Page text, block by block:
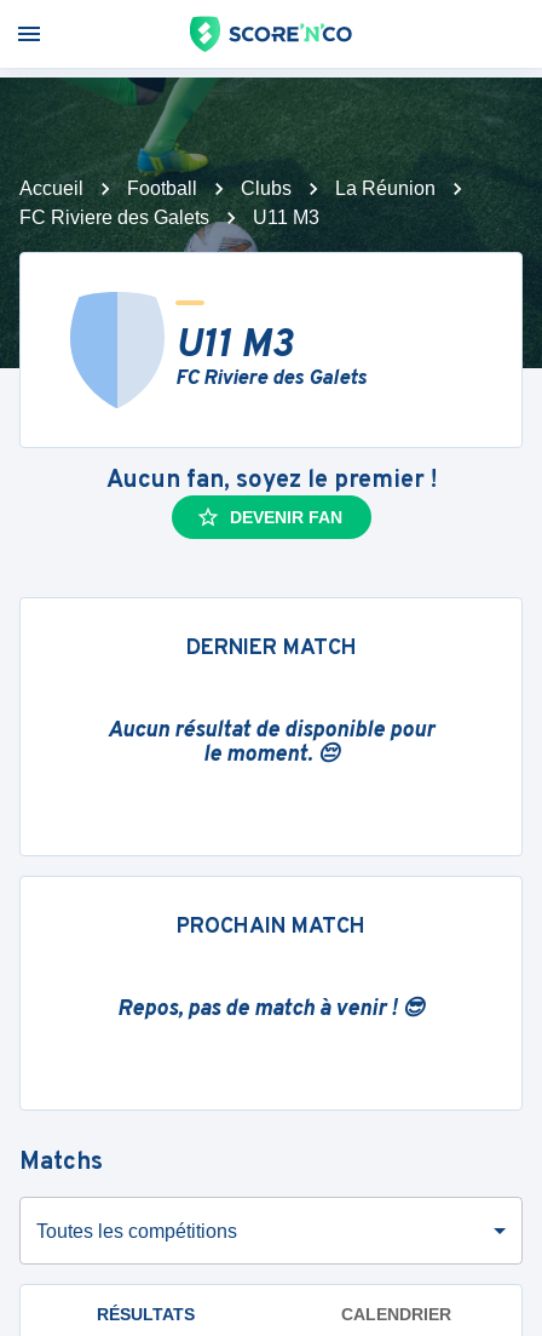
Accueil Football Clubs
La Réunion
FC Riviere des Galets
U11 M3
U11 M3
FC Riviere des Galets
Aucun fan, soyez le premier !
DEVENIR FAN
DERNIER MATCH
Aucun résultat de disponible pour
le moment. 😔
PROCHAIN MATCH
Repos, pas de match à venir ! 😎
Matchs
Toutes les compétitions
RÉSULTATS CALENDRIER